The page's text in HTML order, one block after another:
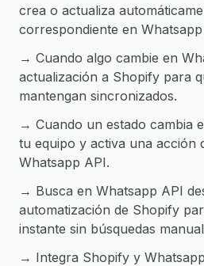
crea o actualiza
correspondiente en
→ Cuando algo cambie en
actualización a Shopify para
mantengan sincronizados.
→ Cuando un estado cambia
tu equipo y activa una acción
Whatsapp API.
→ Busca en Whatsapp API
automatización de Shopify
instante sin búsquedas
→ Integra Shopify y